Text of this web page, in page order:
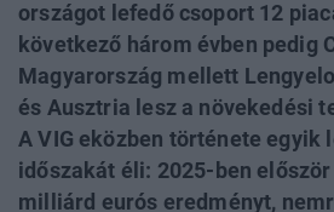
országot lefedő csoport 12
következő három évben pedig
Magyarország mellett
és Ausztria lesz a növekedési
A VIG eközben története egyik
időszakát éli: 2025-ben először
milliárd eurós eredményt,